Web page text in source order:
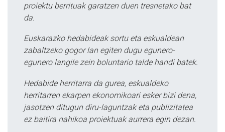
proiektu berrituak garatzen duen tresnetako bat
da.
Euskarazko hedabideak sortu eta eskualdean
zabaltzeko gogor lan egiten dugu egunero-
egunero langile zein boluntario talde handi batek.
Hedabide herritarra da gurea, eskualdeko
herritarren ekarpen ekonomikoari esker bizi dena,
jasotzen ditugun diru-laguntzak eta publizitatea
ez baitira nahikoa proiektuak aurrera egin dezan.